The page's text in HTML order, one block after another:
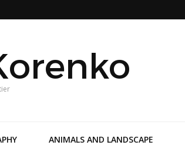
ANIMALS AND LANDSCAPE